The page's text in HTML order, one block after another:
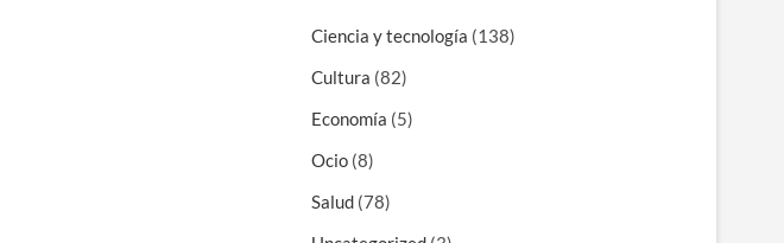
Ciencia y tecnología (138)
Cultura (82)
Economía (5)
Ocio (8)
Salud (78)